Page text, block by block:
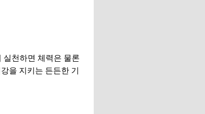
실천하면 체력은 물론
을 지키는 든든한 기